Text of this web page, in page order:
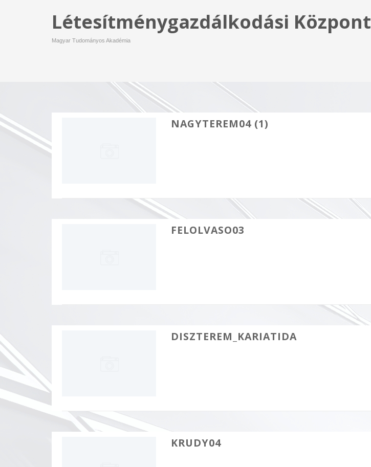
Létesítménygazdálkodási Központ
Magyar Tudományos Akadémia
NAGYTEREM04 (1)
FELOLVASO03
DISZTEREM_KARIATIDA
KRUDY04